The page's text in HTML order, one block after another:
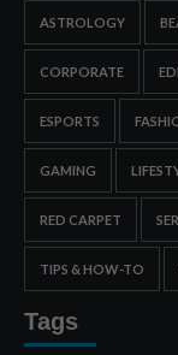
ASTROLOGY
CORPORATE
ESPORTS
GAMING
RED CARPET
TIPS & HOW-TO
Tags